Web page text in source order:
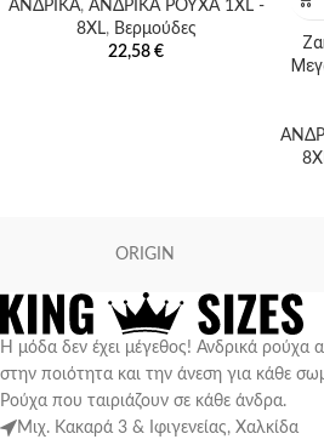
ΑΝΔΡΙΚΑ, ΑΝΔΡΙΚΑ ΡΟΥΧΑ 1XL -
8XL, Βερμούδες
22,58 €
ORIGIN
Η μόδα δεν έχει μέγεθος! Ανδρικά ρούχα
στην ποιότητα και την άνεση για κάθε
Ρούχα που ταιριάζουν σε κάθε άνδρα.
Μιχ. Κακαρά 3 & Ιφιγενείας, Χαλκίδα